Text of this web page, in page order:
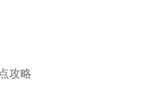
攻略